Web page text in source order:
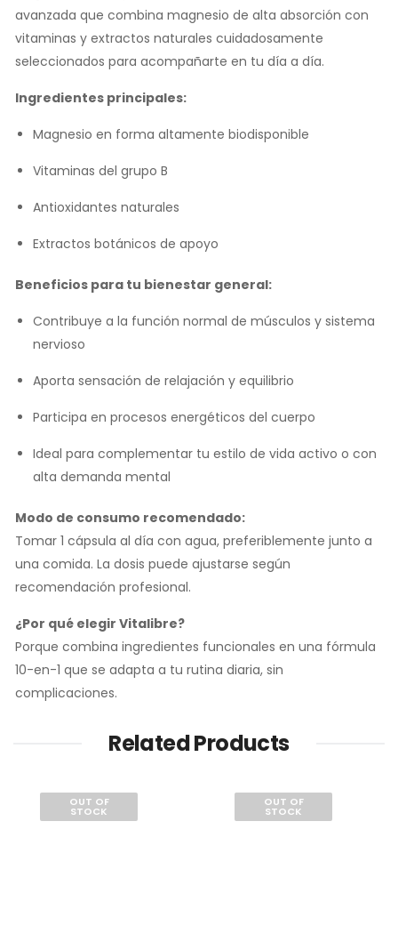
avanzada que combina magnesio de alta absorción con
vitaminas y extractos naturales cuidadosamente
seleccionados para acompañarte en tu día a día.
Ingredientes principales:
Magnesio en forma altamente biodisponible
Vitaminas del grupo B
Antioxidantes naturales
Extractos botánicos de apoyo
Beneficios para tu bienestar general:
Contribuye a la función normal de músculos y sistema
nervioso
Aporta sensación de relajación y equilibrio
Participa en procesos energéticos del cuerpo
Ideal para complementar tu estilo de vida activo o con
alta demanda mental
Modo de consumo recomendado:
Tomar 1 cápsula al día con agua, preferiblemente junto a
una comida. La dosis puede ajustarse según
recomendación profesional.
¿Por qué elegir Vitalibre?
Porque combina ingredientes funcionales en una fórmula
10-en-1 que se adapta a tu rutina diaria, sin
complicaciones.
Related Products
OUT OF
STOCK
OUT OF
STOCK